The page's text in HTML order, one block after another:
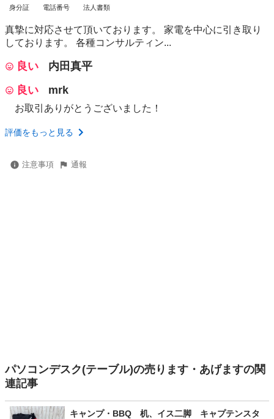
身分証 電話番号 法人書類
真摯に対応させて頂いております。 家電を中心に引き取り
しております。 各種コンサルティン...
良い
内田真平
良い
mrk
お取引ありがとうございました！
評価をもっと見る
注意事項 通報
パソコンデスク(テーブル)の売ります・あげますの関
連記事
キャンプ・BBQ 机、イス二脚 キャプテンスタ